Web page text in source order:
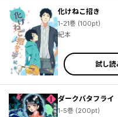
化けねこ招き
1-21巻 (100pt)
紀本
試し読
ダークバタフラ
1-5巻 (200pt)